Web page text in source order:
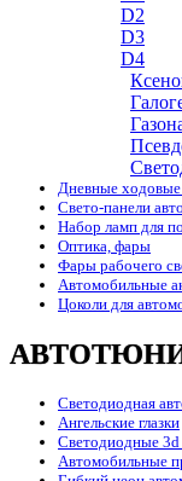
D2
D3
D4
Дневные ходовые
Свето-панели
Набор ламп для
Оптика, фары
Фары рабочего
Автомобильные
Цоколи для
Светодиодная
Ангельские глазки
Светодиодные 3d
Автомобильные